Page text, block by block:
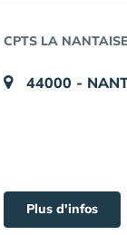
CPTS LA
44000 -
Plus d'infos